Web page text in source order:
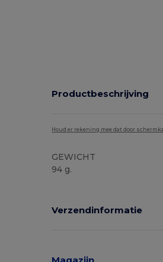
Productbeschrijving
Houd er rekening mee dat door
GEWICHT
94 g.
Verzendinformatie